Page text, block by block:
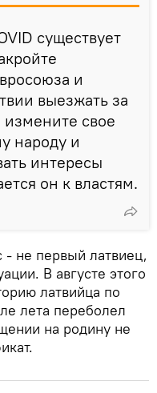
существует
и
выезжать за
свое
народу и
интересы
он к властям.
- не первый латвиец,
В августе этого
латвийца по
лета переболел
на родину не